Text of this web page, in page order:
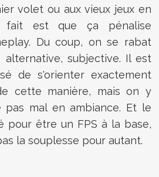
volet ou aux vieux jeux en
fait est que ça pénalise
Du coup, on se rabat
subjective. Il est
de s'orienter exactement
cette manière, mais on y
pas mal en ambiance. Et le
pour être un FPS à la base,
la souplesse pour autant.